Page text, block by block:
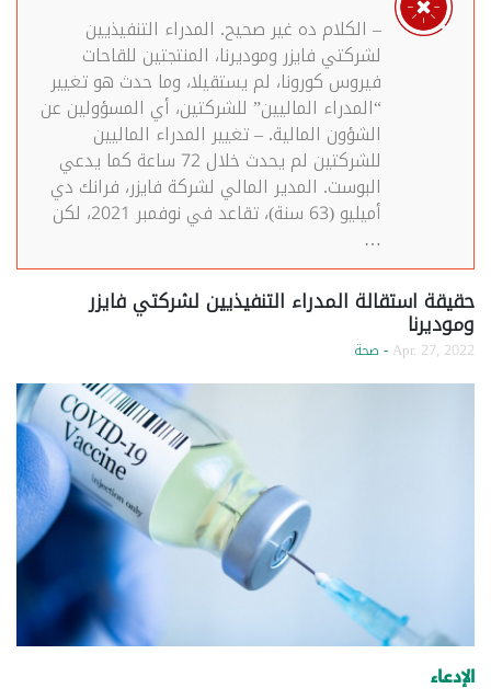
– الكلام ده غير صحيح. المدراء التنفيذيين
لشركتي فايزر وموديرنا، المنتجتين للقاحات
فيروس كورونا، لم يستقيلا، وما حدث هو تغيير
“المدراء الماليين” للشركتين، أي المسؤولين عن
الشؤون المالية. – تغيير المدراء الماليين
للشركتين لم يحدث خلال 72 ساعة كما يدعي
البوست. المدير المالي لشركة فايزر، فرانك دي
أميليو (63 سنة)، تقاعد في نوفمبر 2021، لكن
…
حقيقة استقالة المدراء التنفيذيين لشركتي فايزر
وموديرنا
Apr. 27, 2022 - صحة
الإدعاء